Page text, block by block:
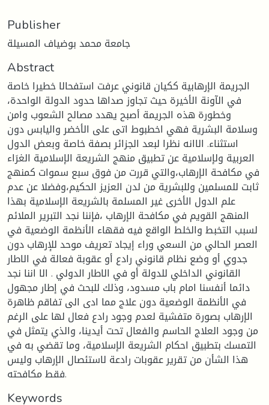
Publisher
جامعة محمد بوضياف المسيلة
Abstract
الجريمة الإرهابية ككيان قانوني عرفت استفحالا خطيرا خاصة
في الآونة الأخيرة حيث تجاوز صداها حدود الدولة الواحدة،
وخطورة هذه الجريمة أصبح يهدد مصالح الشعوب وامن
وسلامة البشرية فهي اخطبوط اتى على الأخضر واليابس دون
استثناء. الاانه نظرا لبعد الجزائر بصفة خاصة وبعض الدول
العربية ولإسلامية عن تطبيق منهج الشريعة الإسلامية الغرَاء
في مكافحة الإرهاب،والتي قررت من فوق سبع سموات كمنهج
ثابت للمسلمين وللبشرية من لدن العزيز الحكيم،وفضلا عن عدم
علم الدول الأخرى غير المسلمة بالشريعة الإسلامية بهذا
المنهج القويم في مكافحة الإرهاب ،فإننا نجد التبرير الملائم
لسبب التخبط والخلط الواقع فيه فقهاء الأنظمة الوضعية في
العصر الحالي من السعي وراء إيجاد تعريف موحد للإرهاب دون
جدوي أو وضع نظام قانوني رادع أو عقوبة فعالة في الاطار
القانوني الداخلي للدولة أو في الاطار الدولي . الا اننا نجد
دائما أنفسنا امام باب مسدود، وذلك للبحث في إطار مجهول
في الأنظمة الوضعية دون علاج مما ادى الى تفاقم ظاهرة
الإرهاب بصورة متفشية لعدم وجود رادع فعال لها على الرغم
من وجود العلاج الحاسم والفعال تحت أيدينا، والذي يتمثل في
التمسك بتطبيق احكام الشريعة الإسلامية، وما تقضي به في
هذا الشأن من تقرير عقوبات رادعة لاستئصال الإرهاب وليس
فقط مكافحته.
Keywords